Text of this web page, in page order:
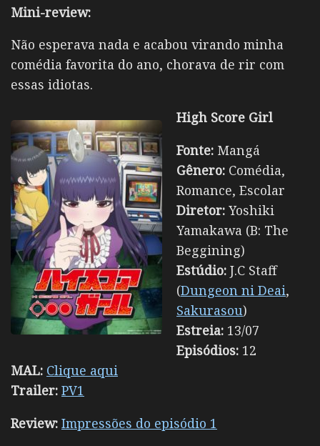
Mini-review:
Não esperava nada e acabou virando minha
comédia favorita do ano, chorava de rir com
essas idiotas.
High Score Girl
Fonte: Mangá
Gênero: Comédia,
Romance, Escolar
Diretor: Yoshiki
Yamakawa (B: The
Beggining)
Estúdio: J.C Staff
(Dungeon ni Deai,
Sakurasou)
Estreia: 13/07
Episódios: 12
MAL: Clique aqui
Trailer: PV1
Review: Impressões do episódio 1